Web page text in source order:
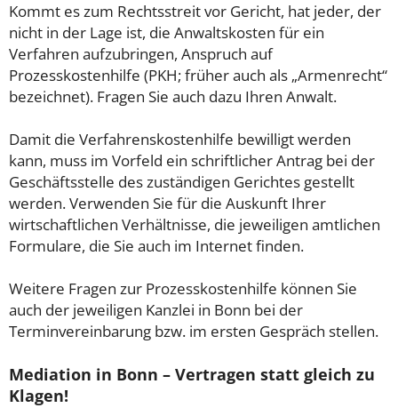
Kommt es zum Rechtsstreit vor Gericht, hat jeder, der
nicht in der Lage ist, die Anwaltskosten für ein
Verfahren aufzubringen, Anspruch auf
Prozesskostenhilfe (PKH; früher auch als „Armenrecht“
bezeichnet). Fragen Sie auch dazu Ihren Anwalt.
Damit die Verfahrenskostenhilfe bewilligt werden
kann, muss im Vorfeld ein schriftlicher Antrag bei der
Geschäftsstelle des zuständigen Gerichtes gestellt
werden. Verwenden Sie für die Auskunft Ihrer
wirtschaftlichen Verhältnisse, die jeweiligen amtlichen
Formulare, die Sie auch im Internet finden.
Weitere Fragen zur Prozesskostenhilfe können Sie
auch der jeweiligen Kanzlei in Bonn bei der
Terminvereinbarung bzw. im ersten Gespräch stellen.
Mediation in Bonn – Vertragen statt gleich zu
Klagen!